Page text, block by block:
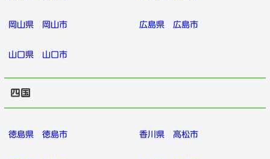
岡山県 岡山市 広島県 広島市
山口県 山口市
四国
徳島県 徳島市 香川県 高松市